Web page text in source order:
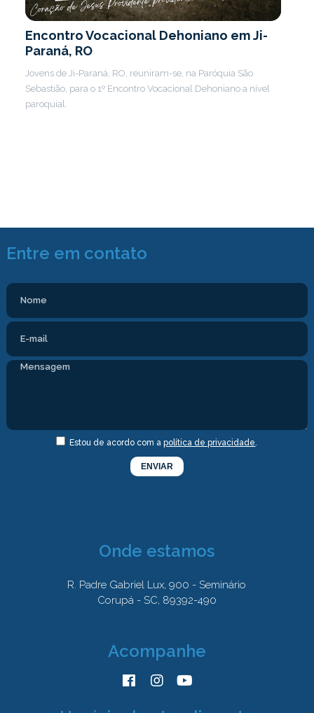
Encontro Vocacional Dehoniano em Ji-
Paraná, RO
Jovens de Ji-Paraná, RO, reuniram-se, na Paróquia São
Sebastião, para o 1º Encontro Vocacional Dehoniano a nível
paroquial.
Entre em contato
Estou de acordo com apolítica de privacidade.
Onde estamos
R. Padre Gabriel Lux, 900 - Seminário
Corupá - SC, 89392-490
Acompanhe